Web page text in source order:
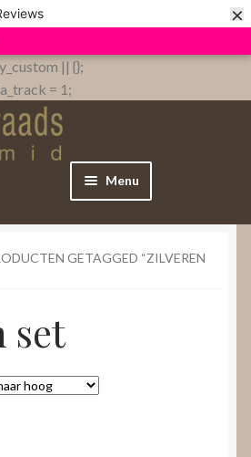
×
|| {};
= 1;
Menu
GETAGGED “ZILVEREN
set